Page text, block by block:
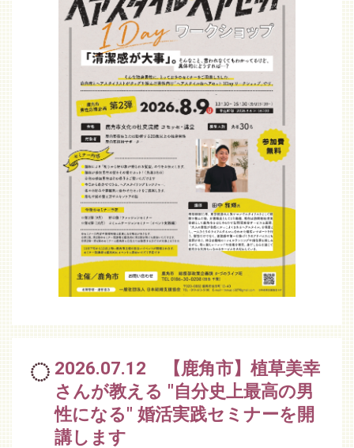
2026.07.12 【鹿角市】植草美幸
さんが教える "自分史上最高の男
性になる" 婚活実践セミナーを開
講します